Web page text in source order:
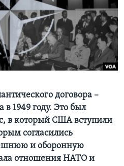
договора –
1949 году. Это был
в который США вступили
согласились
и оборонную
отношения НАТО и